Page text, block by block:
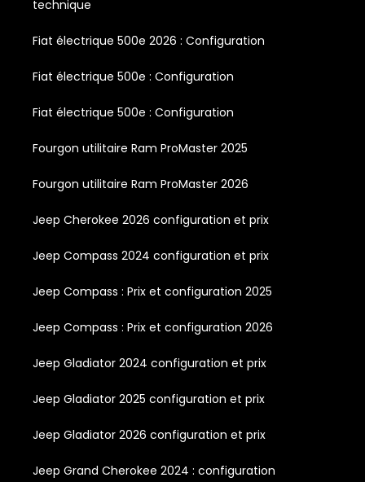
technique
Fiat électrique 500e 2026 : Configuration
Fiat électrique 500e : Configuration
Fiat électrique 500e : Configuration
Fourgon utilitaire Ram ProMaster 2025
Fourgon utilitaire Ram ProMaster 2026
Jeep Cherokee 2026 configuration et prix
Jeep Compass 2024 configuration et prix
Jeep Compass : Prix et configuration 2025
Jeep Compass : Prix et configuration 2026
Jeep Gladiator 2024 configuration et prix
Jeep Gladiator 2025 configuration et prix
Jeep Gladiator 2026 configuration et prix
Jeep Grand Cherokee 2024 : configuration